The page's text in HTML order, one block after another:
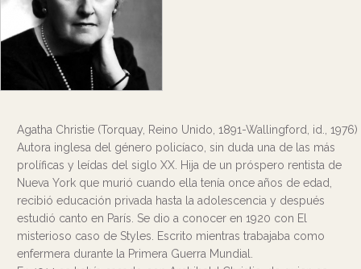
Agatha Christie (Torquay, Reino Unido, 1891-Wallingford, id., 1976)
Autora inglesa del género policíaco, sin duda una de las más
prolíficas y leídas del siglo XX. Hija de un próspero rentista de
Nueva York que murió cuando ella tenía once años de edad,
recibió educación privada hasta la adolescencia y después
estudió canto en París. Se dio a conocer en 1920 con El
misterioso caso de Styles. Escrito mientras trabajaba como
enfermera durante la Primera Guerra Mundial.